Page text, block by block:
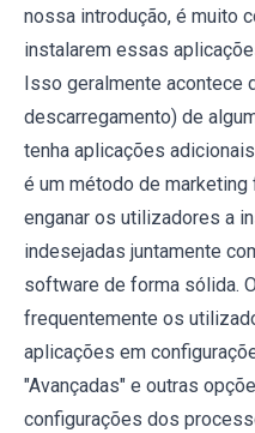
nossa introdução, é muito
instalarem essas
Isso geralmente acontece
descarregamento) de
tenha aplicações
é um método de marketing
enganar os utilizadores a
indesejadas juntamente
software de forma sólida.
frequentemente os
aplicações em
"Avançadas" e outras
configurações dos